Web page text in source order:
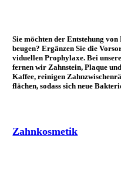
Sie möchten der Entstehung
beugen? Er­gänzen Sie die
viduellen Pro­phy­laxe. Bei
fernen wir Zahn­stein, Plaque
Kaffee, reinigen
flächen, so­dass sich neue
Zahnkosmetik